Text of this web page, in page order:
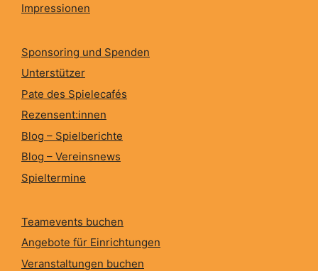
Impressionen
Sponsoring und Spenden
Unterstützer
Pate des Spielecafés
Rezensent:innen
Blog – Spielberichte
Blog – Vereinsnews
Spieltermine
Teamevents buchen
Angebote für Einrichtungen
Veranstaltungen buchen